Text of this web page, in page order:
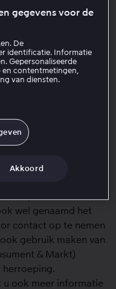
tot Viaplay,
u inlogde op Viaplay
te
als u drie (3)
Viaplay, zullen wij
op het totale
Betalingen te
nadat u deze
van de
wel genaamd het
contact op te nemen
gebruik maken van
& Markt)
herroeping.
u ook meer informatie
gegevens voor de
De
identificatie. Informatie
Gepersonaliseerde
contentmetingen,
van diensten.
Akkoord